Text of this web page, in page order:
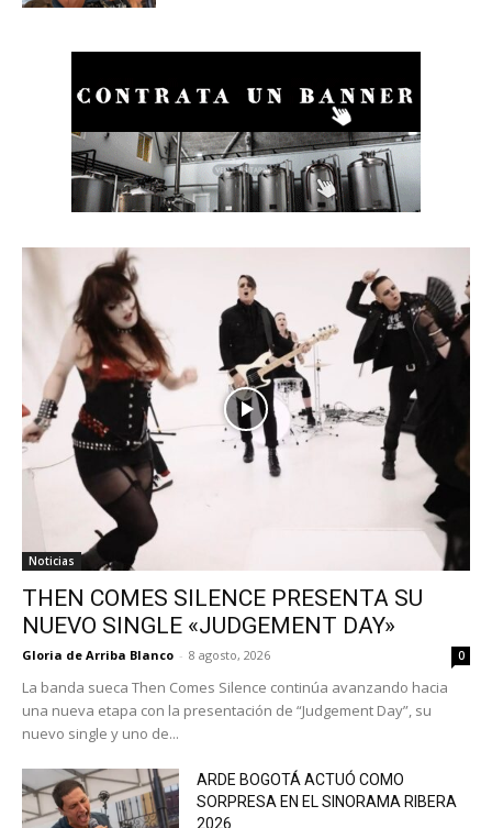
Noticias
THEN COMES SILENCE PRESENTA SU
NUEVO SINGLE «JUDGEMENT DAY»
Gloria de Arriba Blanco - 8 agosto, 2026 0
La banda sueca Then Comes Silence continúa avanzando hacia
una nueva etapa con la presentación de “Judgement Day”, su
nuevo single y uno de...
ARDE BOGOTÁ ACTUÓ COMO
SORPRESA EN EL SINORAMA RIBERA
2026